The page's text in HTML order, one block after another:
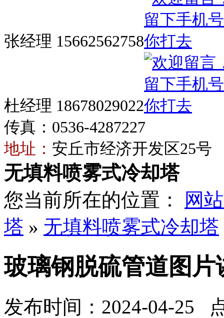
张经理 15662562758
杜经理 18678029022
传真：0536-4287227
地址： 安丘市经济开发区25号
无填料喷雾式冷却塔
您当前所在的位置：
网
塔 » 无填料喷雾式冷却塔
玻璃钢脱硫管道图片
发布时间：2024-04-25